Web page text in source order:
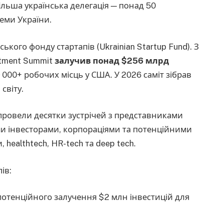
українська делегація — понад 50
України.
фонду стартапів (Ukrainian Startup Fund). З
Summit залучив понад $256 млрд
робочих місць у США. У 2026 саміт зібрав
десятки зустрічей з представниками
корпораціями та потенційними
healthtech, HR-tech та deep tech.
залучення $2 млн інвестицій для